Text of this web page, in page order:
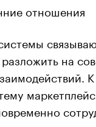
отношения
на